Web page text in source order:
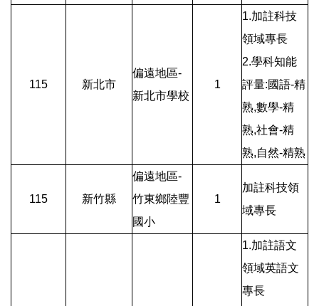
115 新北市
偏遠地區-
新北市學校
1
1.加註科技
領域專長
2.學科知能
評量:國語-精
熟,數學-精
熟,社會-精
熟,自然-精熟
115 新竹縣
偏遠地區-
竹東鄉陸豐
國小
1
加註科技領
域專長
1.加註語文
領域英語文
專長